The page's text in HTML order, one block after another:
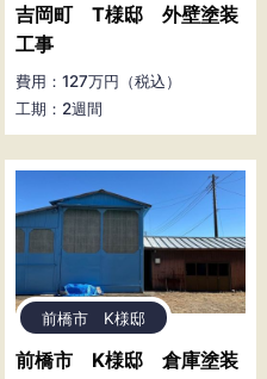
吉岡町 T様邸 外壁塗装
工事
費用：127万円（税込）
工期：2週間
前橋市 K様邸
前橋市 K様邸 倉庫塗装